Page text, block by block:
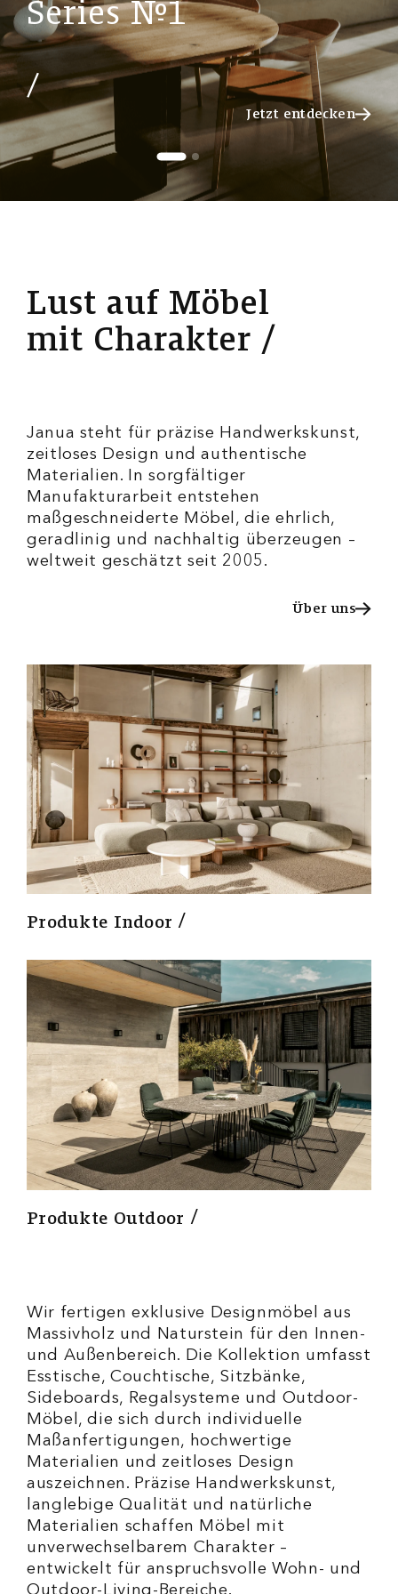
Series №1
Jetzt entdecken
Jetzt entdecken
Lust auf Möbel
mit Charakter
Janua steht für präzise Handwerkskunst,
zeitloses Design und authentische
Materialien. In sorgfältiger
Manufakturarbeit entstehen
maßgeschneiderte Möbel, die ehrlich,
geradlinig und nachhaltig überzeugen –
weltweit geschätzt seit 2005.
Über uns
Produkte Indoor
Produkte Outdoor
Wir fertigen exklusive Designmöbel aus
Massivholz und Naturstein für den Innen-
und Außenbereich. Die Kollektion umfasst
Esstische, Couchtische, Sitzbänke,
Sideboards, Regalsysteme und Outdoor-
Möbel, die sich durch individuelle
Maßanfertigungen, hochwertige
Materialien und zeitloses Design
auszeichnen. Präzise Handwerkskunst,
langlebige Qualität und natürliche
Materialien schaffen Möbel mit
unverwechselbarem Charakter –
entwickelt für anspruchsvolle Wohn- und
Outdoor-Living-Bereiche.